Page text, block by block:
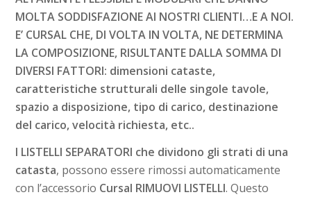
MOLTA SODDISFAZIONE AI NOSTRI CLIENTI…E A NOI.
E’ CURSAL CHE, DI VOLTA IN VOLTA, NE DETERMINA
LA COMPOSIZIONE, RISULTANTE DALLA SOMMA DI
DIVERSI FATTORI: dimensioni cataste,
caratteristiche strutturali delle singole tavole,
spazio a disposizione, tipo di carico, destinazione
del carico, velocità richiesta, etc..
I LISTELLI SEPARATORI che dividono gli strati di una
catasta, possono essere rimossi automaticamente
con l’accessorio Cursal RIMUOVI LISTELLI. Questo